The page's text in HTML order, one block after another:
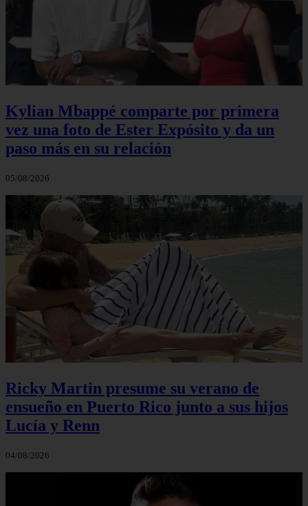
Kylian Mbappé comparte por primera
vez una foto de Ester Expósito y da un
paso más en su relación
05/08/2026
Ricky Martin presume su verano de
ensueño en Puerto Rico junto a sus hijos
Lucía y Renn
04/08/2026